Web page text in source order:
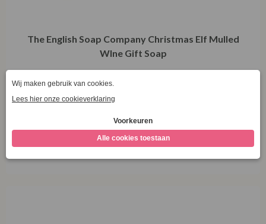
The English Soap Company Christmas Elf Mulled
WIne Gift Soap
Toevoegen aan winkelwagen